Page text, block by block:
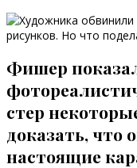
Фишер
стер
доказать, что
настоящие